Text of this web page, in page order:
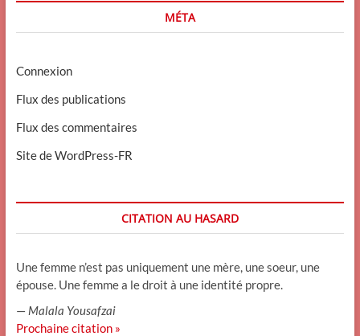
MÉTA
Connexion
Flux des publications
Flux des commentaires
Site de WordPress-FR
CITATION AU HASARD
Une femme n’est pas uniquement une mère, une soeur, une
épouse. Une femme a le droit à une identité propre.
— Malala Yousafzai
Prochaine citation »